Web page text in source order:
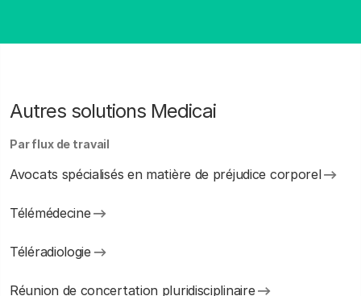
Autres solutions Medicai
Par flux de travail
Avocats spécialisés en matière de préjudice corporel
Télémédecine
Téléradiologie
Réunion de concertation pluridisciplinaire